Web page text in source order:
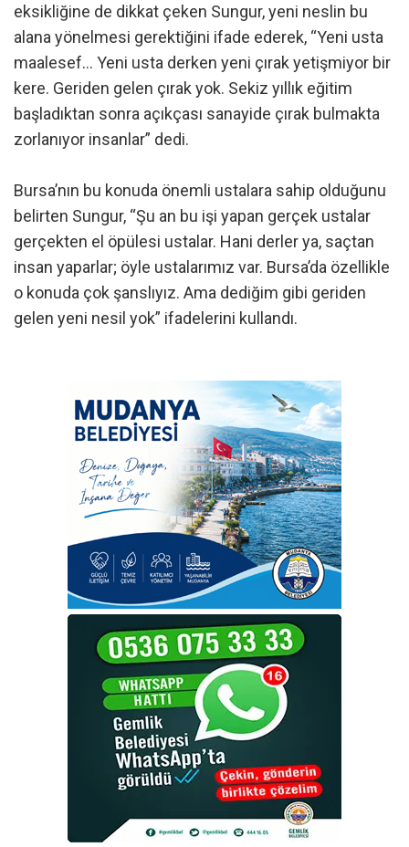
eksikliğine de dikkat çeken Sungur, yeni neslin bu
alana yönelmesi gerektiğini ifade ederek, “Yeni usta
maalesef… Yeni usta derken yeni çırak yetişmiyor bir
kere. Geriden gelen çırak yok. Sekiz yıllık eğitim
başladıktan sonra açıkçası sanayide çırak bulmakta
zorlanıyor insanlar” dedi.
Bursa’nın bu konuda önemli ustalara sahip olduğunu
belirten Sungur, “Şu an bu işi yapan gerçek ustalar
gerçekten el öpülesi ustalar. Hani derler ya, saçtan
insan yaparlar; öyle ustalarımız var. Bursa’da özellikle
o konuda çok şanslıyız. Ama dediğim gibi geriden
gelen yeni nesil yok” ifadelerini kullandı.